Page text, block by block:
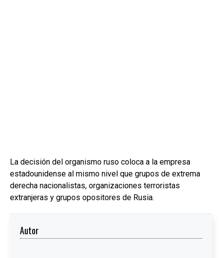
La decisión del organismo ruso coloca a la empresa
estadounidense al mismo nivel que grupos de extrema
derecha nacionalistas, organizaciones terroristas
extranjeras y grupos opositores de Rusia.
Autor